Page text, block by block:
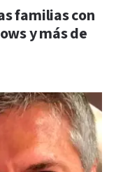
familias con
y más de